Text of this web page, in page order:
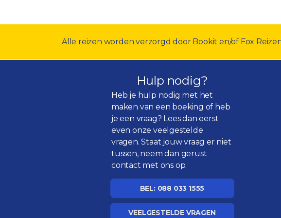
Alle reizen worden verzorgd door Bookit en/of Fox
Hulp nodig?
Heb je hulp nodig met het
maken van een boeking of heb
je een vraag? Lees dan eerst
even onzeveelgestelde
vragen. Staat jouw vraag er niet
tussen, neem dan gerust
contact met ons op.
BEL: 088 033 1555
VEELGESTELDE VRAGEN